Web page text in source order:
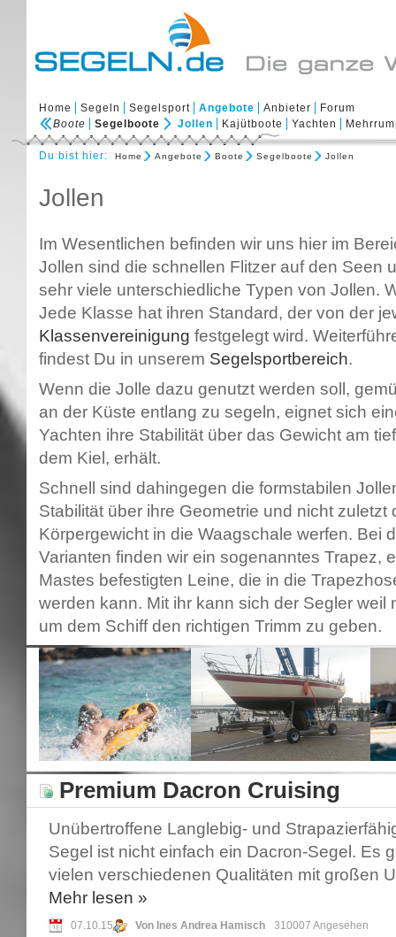
Home Segeln Segelsport Angebote Anbieter
Forum
Boote
Segelboote Jollen Kajütboote Yachten
Du bist hier: Home Angebote Boote Segelboote Jollen
Jollen
Im Wesentlichen befinden wir uns hier im
Jollen sind die schnellen Flitzer auf den Seen
sehr viele unterschiedliche Typen von Jollen.
Jede Klasse hat ihren Standard, der von der
Klassenvereinigung festgelegt wird.
findest Du in unserem Segelsportbereich.
Wenn die Jolle dazu genutzt werden soll,
an der Küste entlang zu segeln, eignet sich
Yachten ihre Stabilität über das Gewicht am
dem Kiel, erhält.
Schnell sind dahingegen die formstabilen
Stabilität über ihre Geometrie und nicht zuletzt
Körpergewicht in die Waagschale werfen. Bei
Varianten finden wir ein sogenanntes Trapez,
Mastes befestigten Leine, die in die
werden kann. Mit ihr kann sich der Segler
um dem Schiff den richtigen Trimm zu geben.
Premium Dacron Cruising
Unübertroffene Langlebig- und
Segel ist nicht einfach ein Dacron-Segel. Es
vielen verschiedenen Qualitäten mit großen
Mehr lesen »
07.10.15 Von Ines Andrea Hamisch 310007 Angesehen